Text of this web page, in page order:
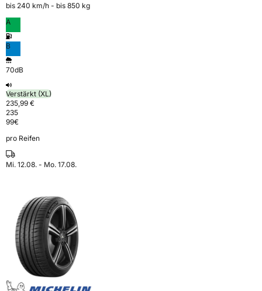
bis 240 km⁠/⁠h - bis 850 kg
A
B
70dB
Verstärkt (XL)
235,99 €
235
99€
pro Reifen
Mi. 12.08. - Mo. 17.08.